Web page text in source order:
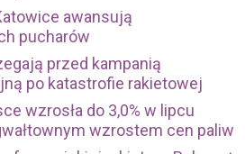
awansują
pucharów
przed kampanią
po katastrofie rakietowej
wzrosła do 3,0% w lipcu
wzrostem cen paliw